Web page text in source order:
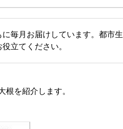
毎月お届けしています。都市
立てください。
根を紹介します。